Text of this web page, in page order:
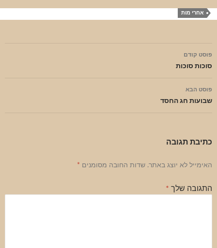
אחרי מות
ניווט
בפוסטים
פוסט קודם
סוכות סוכות
פוסט הבא
שבועות חג החסד
כתיבת תגובה
האימייל לא יוצג באתר. שדות החובה מסומנים *
התגובה שלך *